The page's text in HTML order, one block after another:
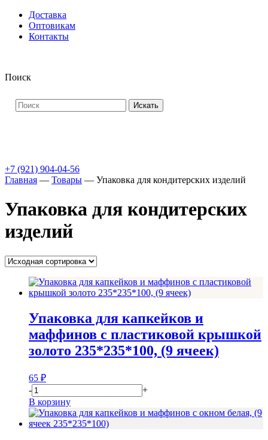
Доставка
Оптовикам
Контакты
Поиск
Искать
+7 (921) 904-04-56
Главная — Товары — Упаковка для кондитерских изделий
Упаковка для кондитерских
изделий
Упаковка для капкейков и
маффинов с пластиковой крышкой
золото 235*235*100, (9 ячеек)
65 ₽
-
+
В корзину